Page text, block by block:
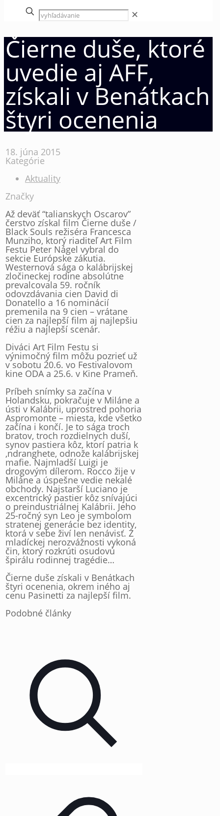
✕
Čierne duše, ktoré
uvedie aj AFF,
získali v Benátkach
štyri ocenenia
18. júna 2015
Kategórie
Aktuality
Značky
Až deväť “talianskych Oscarov”
čerstvo získal film Čierne duše /
Black Souls režiséra Francesca
Munziho, ktorý riaditeľ Art Film
Festu Peter Nágel vybral do
sekcie Európske zákutia.
Westernová sága o kalábrijskej
zločineckej rodine absolútne
prevalcovala 59. ročník
odovzdávania cien David di
Donatello a 16 nominácií
premenila na 9 cien – vrátane
cien za najlepší film aj najlepšiu
réžiu a najlepší scenár.
Diváci Art Film Festu si
výnimočný film môžu pozrieť už
v sobotu 20.6. vo Festivalovom
kine ODA a 25.6. v Kine Prameň.
Príbeh snímky sa začína v
Holandsku, pokračuje v Miláne a
ústi v Kalábrii, uprostred pohoria
Aspromonte – miesta, kde všetko
začína i končí. Je to sága troch
bratov, troch rozdielnych duší,
synov pastiera kôz, ktorí patria k
‚ndranghete, odnože kalábrijskej
mafie. Najmladší Luigi je
drogovým dílerom. Rocco žije v
Miláne a úspešne vedie nekalé
obchody. Najstarší Luciano je
excentrický pastier kôz snívajúci
o preindustriálnej Kalábrii. Jeho
25-ročný syn Leo je symbolom
stratenej generácie bez identity,
ktorá v sebe živí len nenávisť. Z
mladíckej nerozvážnosti vykoná
čin, ktorý rozkrúti osudovú
špirálu rodinnej tragédie…
Čierne duše získali v Benátkach
štyri ocenenia, okrem iného aj
cenu Pasinetti za najlepší film.
Podobné články